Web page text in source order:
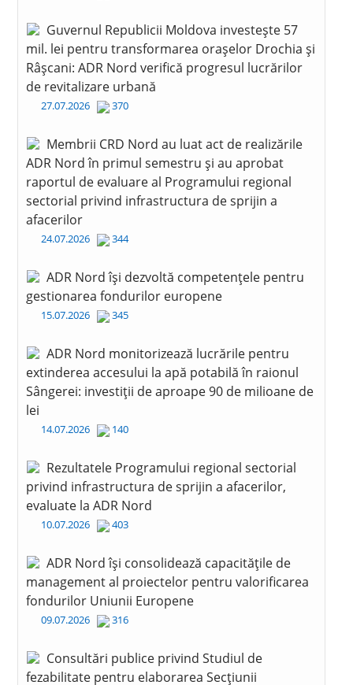
Guvernul Republicii Moldova investește 57
mil. lei pentru transformarea orașelor Drochia și
Râșcani: ADR Nord verifică progresul lucrărilor
de revitalizare urbană
27.07.2026 370
Membrii CRD Nord au luat act de realizările
ADR Nord în primul semestru și au aprobat
raportul de evaluare al Programului regional
sectorial privind infrastructura de sprijin a
afacerilor
24.07.2026 344
ADR Nord își dezvoltă competențele pentru
gestionarea fondurilor europene
15.07.2026 345
ADR Nord monitorizează lucrările pentru
extinderea accesului la apă potabilă în raionul
Sângerei: investiții de aproape 90 de milioane de
lei
14.07.2026 140
Rezultatele Programului regional sectorial
privind infrastructura de sprijin a afacerilor,
evaluate la ADR Nord
10.07.2026 403
ADR Nord își consolidează capacitățile de
management al proiectelor pentru valorificarea
fondurilor Uniunii Europene
09.07.2026 316
Consultări publice privind Studiul de
fezabilitate pentru elaborarea Secțiunii